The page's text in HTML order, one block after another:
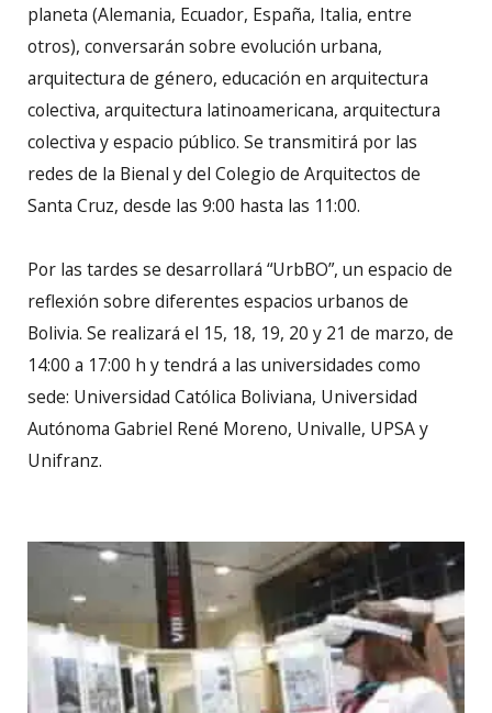
planeta (Alemania, Ecuador, España, Italia, entre
otros), conversarán sobre evolución urbana,
arquitectura de género, educación en arquitectura
colectiva, arquitectura latinoamericana, arquitectura
colectiva y espacio público. Se transmitirá por las
redes de la Bienal y del Colegio de Arquitectos de
Santa Cruz, desde las 9:00 hasta las 11:00.
Por las tardes se desarrollará “UrbBO”, un espacio de
reflexión sobre diferentes espacios urbanos de
Bolivia. Se realizará el 15, 18, 19, 20 y 21 de marzo, de
14:00 a 17:00 h y tendrá a las universidades como
sede: Universidad Católica Boliviana, Universidad
Autónoma Gabriel René Moreno, Univalle, UPSA y
Unifranz.